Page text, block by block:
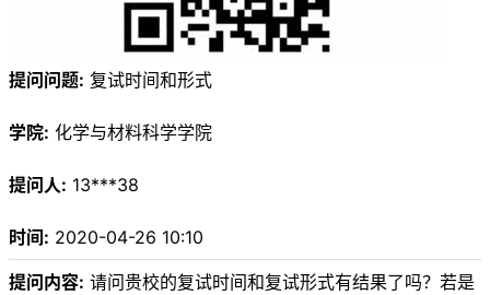
提问问题: 复试时间和形式
学院: 化学与材料科学学院
提问人: 13***38
时间: 2020-04-26 10:10
提问内容: 请问贵校的复试时间和复试形式有结果了吗？若是